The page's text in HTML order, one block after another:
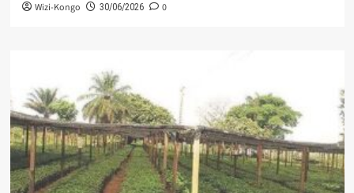
Wizi-Kongo 30/06/2026 0